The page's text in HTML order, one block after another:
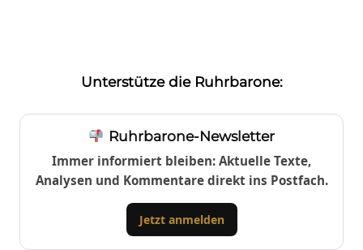
Unterstütze die Ruhrbarone:
Ruhrbarone-Newsletter
Immer informiert bleiben: Aktuelle Texte,
Analysen und Kommentare direkt ins Postfach.
Jetzt anmelden